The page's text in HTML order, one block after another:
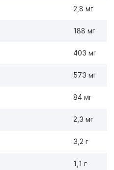
2,8 мг
188 мг
403 мг
573 мг
84 мг
2,3 мг
3,2 г
1,1 г